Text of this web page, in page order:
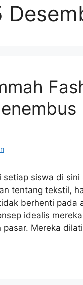
setiap siswa di
tentang tekstil,
berhenti pada
idealis
pasar. Mereka